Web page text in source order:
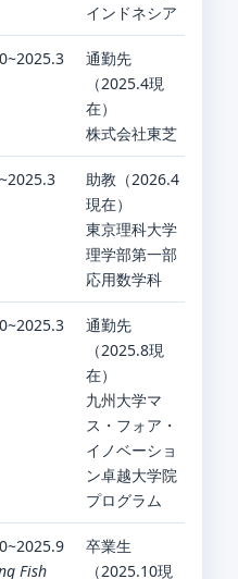
インドネシア
通勤先
（2025.4現
在）
株式会社東芝
助教（2026.4
現在）
東京理科大学
理学部第一部
応用数学科
通勤先
（2025.8現
在）
九州大学マ
ス・フォア・
イノベーショ
ン卓越大学院
プログラム
Fish
卒業生
（2025.10現